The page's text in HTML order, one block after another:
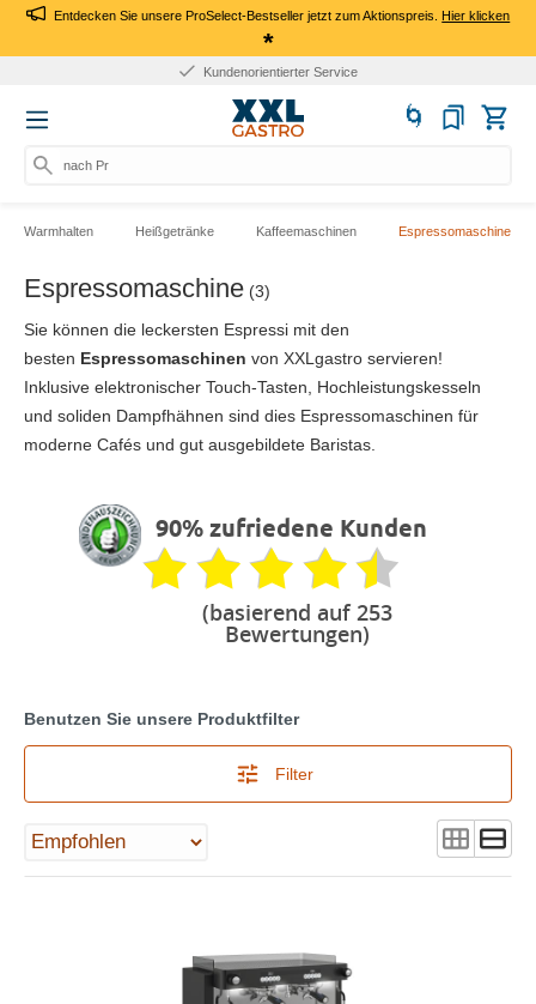
Entdecken Sie unsere ProSelect-Bestseller jetzt zum Aktionspreis.Hier klicken
*
Kundenorientierter Service
nach Prod
Warmhalten Heißgetränke Kaffeemaschinen Espressomaschine
Espressomaschine (3)
Sie können die leckersten Espressi mit den
besten Espressomaschinen von XXLgastro servieren!
Inklusive elektronischer Touch-Tasten, Hochleistungskesseln
und soliden Dampfhähnen sind dies Espressomaschinen für
moderne Cafés und gut ausgebildete Baristas.
90% zufriedene Kunden
(basierend auf 253
Bewertungen)
Benutzen Sie unsere Produktfilter
Filter